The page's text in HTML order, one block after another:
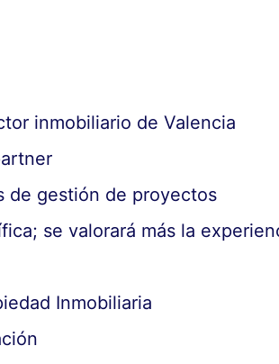
inmobiliario de Valencia
de gestión de proyectos
se valorará más la
Inmobiliaria